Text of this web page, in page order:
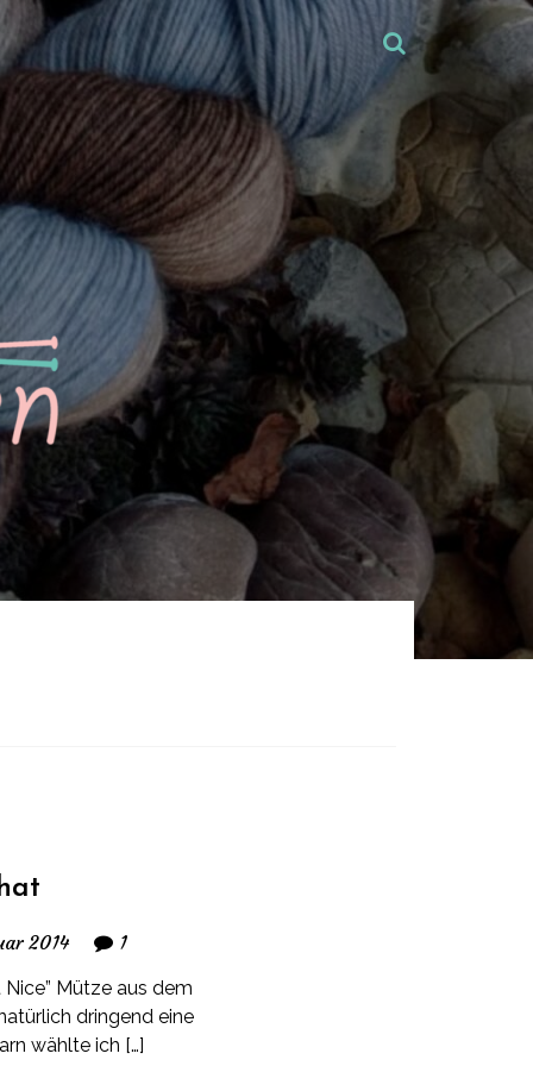
2014 1
Mütze aus dem
dringend eine
wählte ich […]